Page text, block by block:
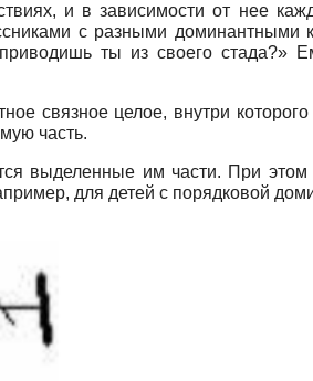
и в зависимости от нее
с разными доминантными
ты из своего стада?»
связное целое, внутри которого
часть.
выделенные им части. При этом
для детей с порядковой